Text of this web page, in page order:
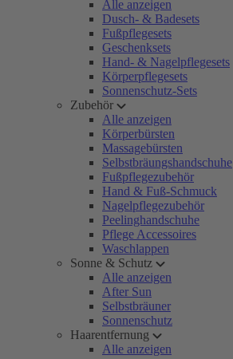
Alle anzeigen
Dusch- & Badesets
Fußpflegesets
Geschenksets
Hand- & Nagelpflegesets
Körperpflegesets
Sonnenschutz-Sets
Zubehör
Alle anzeigen
Körperbürsten
Massagebürsten
Selbstbräungshandschuhe
Fußpflegezubehör
Hand & Fuß-Schmuck
Nagelpflegezubehör
Peelinghandschuhe
Pflege Accessoires
Waschlappen
Sonne & Schutz
Alle anzeigen
After Sun
Selbstbräuner
Sonnenschutz
Haarentfernung
Alle anzeigen